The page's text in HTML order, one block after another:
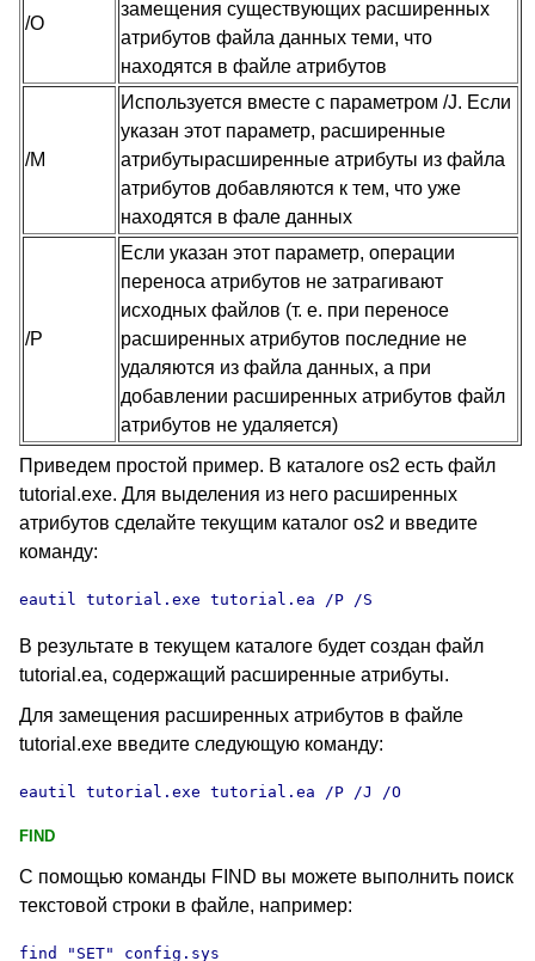
/O
замещения существующих расширенных
атрибутов файла данных теми, что
находятся в файле атрибутов
/M
Используется вместе с параметром /J. Если
указан этот параметр, расширенные
атрибутырасширенные атрибуты из файла
атрибутов добавляются к тем, что уже
находятся в фале данных
/P
Если указан этот параметр, операции
переноса атрибутов не затрагивают
исходных файлов (т. е. при переносе
расширенных атрибутов последние не
удаляются из файла данных, а при
добавлении расширенных атрибутов файл
атрибутов не удаляется)
Приведем простой пример. В каталоге os2 есть файл
tutorial.exe. Для выделения из него расширенных
атрибутов сделайте текущим каталог os2 и введите
команду:
eautil tutorial.exe tutorial.ea /P /S
В результате в текущем каталоге будет создан файл
tutorial.ea, содержащий расширенные атрибуты.
Для замещения расширенных атрибутов в файле
tutorial.exe введите следующую команду:
eautil tutorial.exe tutorial.ea /P /J /O
FIND
С помощью команды FIND вы можете выполнить поиск
текстовой строки в файле, например:
find "SET" config.sys